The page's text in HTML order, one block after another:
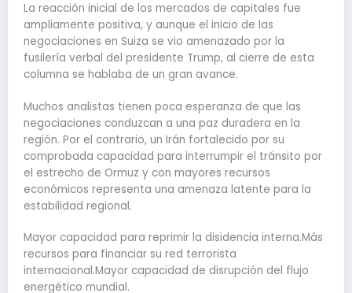
La reacción inicial de los mercados de capitales fue
ampliamente positiva, y aunque el inicio de las
negociaciones en Suiza se vio amenazado por la
fusilería verbal del presidente Trump, al cierre de esta
columna se hablaba de un gran avance.
Muchos analistas tienen poca esperanza de que las
negociaciones conduzcan a una paz duradera en la
región. Por el contrario, un Irán fortalecido por su
comprobada capacidad para interrumpir el tránsito por
el estrecho de Ormuz y con mayores recursos
económicos representa una amenaza latente para la
estabilidad regional.
Mayor capacidad para reprimir la disidencia interna.Más
recursos para financiar su red terrorista
internacional.Mayor capacidad de disrupción del flujo
energético mundial.